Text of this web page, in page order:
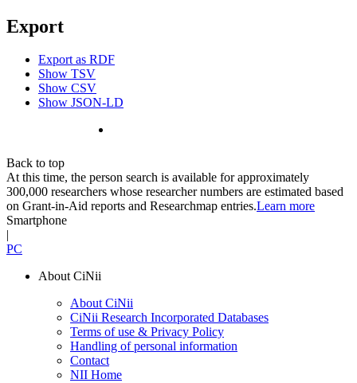
Export
Export as RDF
Show TSV
Show CSV
Show JSON-LD
Back to top
At this time, the person search is available for approximately
300,000 researchers whose researcher numbers are estimated based
on Grant-in-Aid reports and Researchmap entries.Learn more
Smartphone
|
PC
About CiNii
About CiNii
CiNii Research Incorporated Databases
Terms of use & Privacy Policy
Handling of personal information
Contact
NII Home